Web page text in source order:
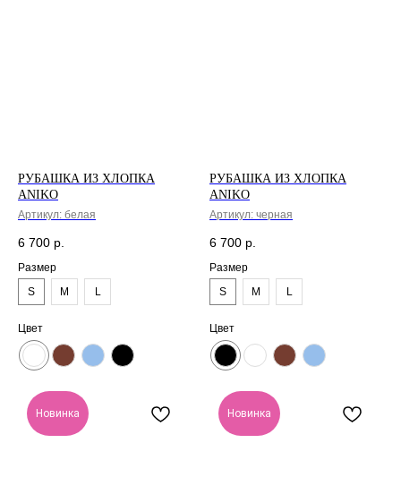
РУБАШКА ИЗ ХЛОПКА
ANIKO
Артикул: белая
6 700 р.
Размер
S
M L
Цвет
РУБАШКА ИЗ ХЛОПКА
ANIKO
Артикул: черная
6 700 р.
Размер
S
M L
Цвет
Новинка Новинка